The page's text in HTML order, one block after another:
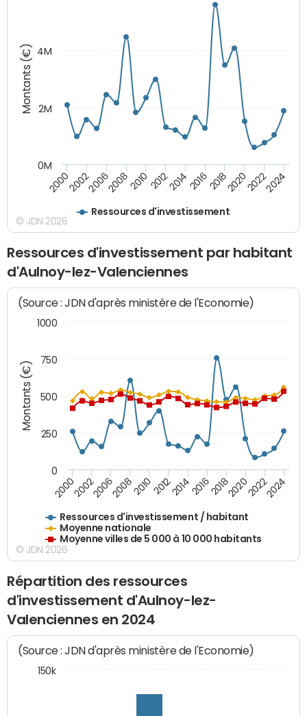
Montants (€)
Ressources d'investissement
20002002200620082010 2012201420162018202020222024
0M
2M
4M
© JDN 2026
Ressources d'investissement par habitant
d'Aulnoy-lez-Valenciennes
Montants (€)
(Source : JDN d'après ministère de l'Economie)
Ressources d'investissement / habitant
Moyenne nationale
Moyenne villes de 5 000 à 10 000 habitants
200020022006200820102012201420162018202020222024
0
250
500
750
1000
© JDN 2026
Répartition des ressources
d'investissement d'Aulnoy-lez-
Valenciennes en 2024
(Source : JDN d'après ministère de l'Economie)
150k